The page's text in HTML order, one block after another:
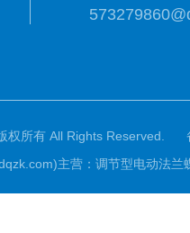
所有 All Rights Reserved.
主营：调节型电动法